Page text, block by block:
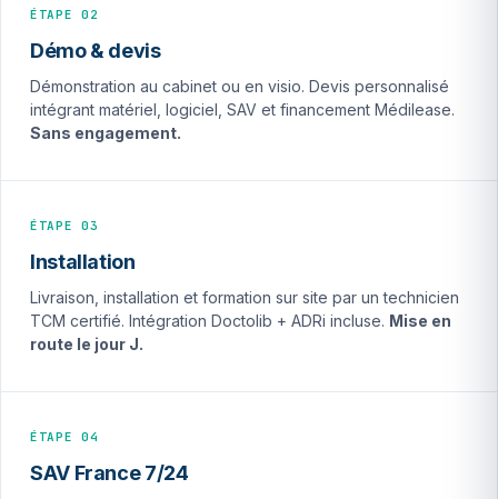
ÉTAPE 02
Démo & devis
Démonstration au cabinet ou en visio. Devis personnalisé
intégrant matériel, logiciel, SAV et financement Médilease.
Sans engagement.
ÉTAPE 03
Installation
Livraison, installation et formation sur site par un technicien
TCM certifié. Intégration Doctolib + ADRi incluse. Mise en
route le jour J.
ÉTAPE 04
SAV France 7/24